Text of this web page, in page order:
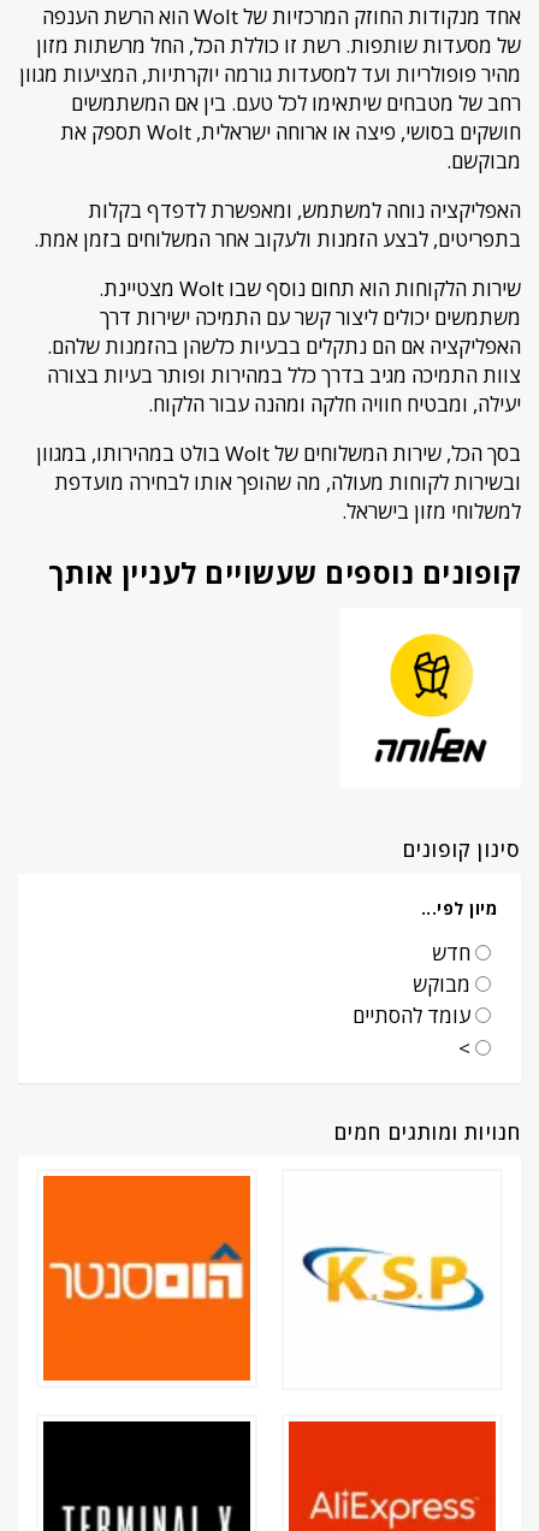
אחד מנקודות החוזק המרכזיות של Wolt הוא הרשת הענפה
של מסעדות שותפות. רשת זו כוללת הכל, החל מרשתות מזון
מהיר פופולריות ועד למסעדות גורמה יוקרתיות, המציעות מגוון
רחב של מטבחים שיתאימו לכל טעם. בין אם המשתמשים
חושקים בסושי, פיצה או ארוחה ישראלית, Wolt תספק את
מבוקשם.
האפליקציה נוחה למשתמש, ומאפשרת לדפדף בקלות
בתפריטים, לבצע הזמנות ולעקוב אחר המשלוחים בזמן אמת.
שירות הלקוחות הוא תחום נוסף שבו Wolt מצטיינת.
משתמשים יכולים ליצור קשר עם התמיכה ישירות דרך
האפליקציה אם הם נתקלים בבעיות כלשהן בהזמנות שלהם.
צוות התמיכה מגיב בדרך כלל במהירות ופותר בעיות בצורה
יעילה, ומבטיח חוויה חלקה ומהנה עבור הלקוח.
בסך הכל, שירות המשלוחים של Wolt בולט במהירותו, במגוון
ובשירות לקוחות מעולה, מה שהופך אותו לבחירה מועדפת
למשלוחי מזון בישראל.
קופונים נוספים שעשויים לעניין אותך
סינון קופונים
מיון לפי...
חדש
מבוקש
עומד להסתיים
>
חנויות ומותגים חמים